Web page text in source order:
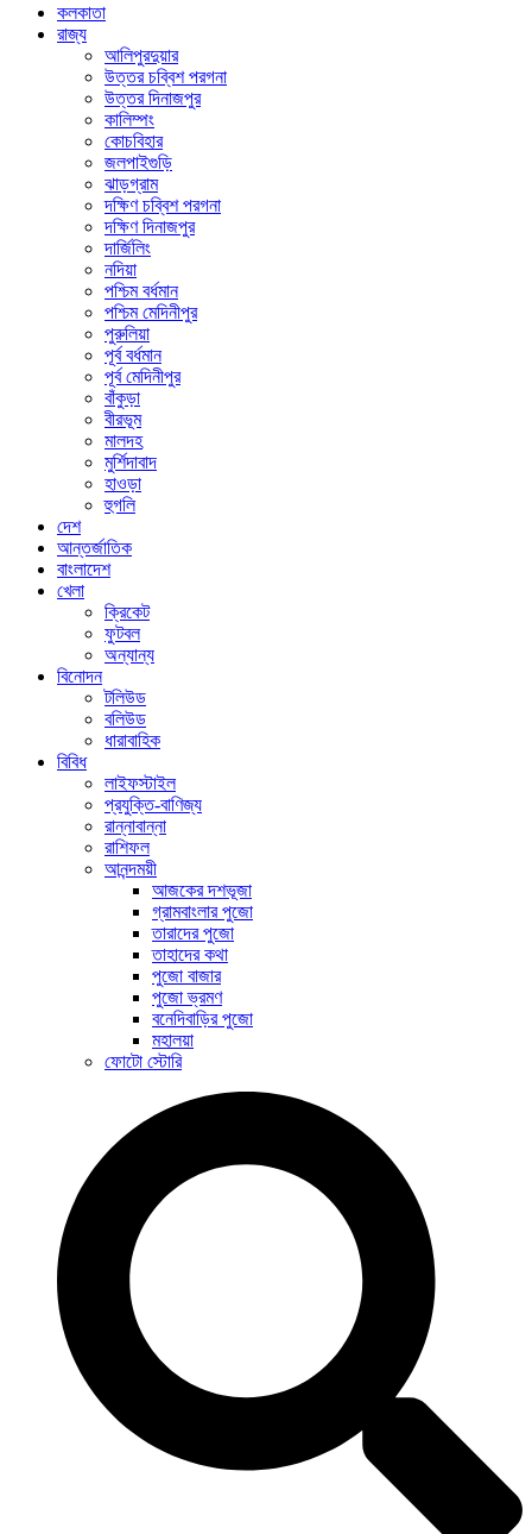
কলকাতা
রাজ্য
আলিপুরদুয়ার
উত্তর চব্বিশ পরগনা
উত্তর দিনাজপুর
কালিম্পং
কোচবিহার
জলপাইগুড়ি
ঝাড়গ্রাম
দক্ষিণ চব্বিশ পরগনা
দক্ষিণ দিনাজপুর
দার্জিলিং
নদিয়া
পশ্চিম বর্ধমান
পশ্চিম মেদিনীপুর
পুরুলিয়া
পূর্ব বর্ধমান
পূর্ব মেদিনীপুর
বাঁকুড়া
বীরভূম
মালদহ
মুর্শিদাবাদ
হাওড়া
হুগলি
দেশ
আন্তর্জাতিক
বাংলাদেশ
খেলা
ক্রিকেট
ফুটবল
অন্যান্য
বিনোদন
টলিউড
বলিউড
ধারাবাহিক
বিবিধ
লাইফস্টাইল
প্রযুক্তি-বাণিজ্য
রান্নাবান্না
রাশিফল
আনন্দময়ী
আজকের দশভূজা
গ্রামবাংলার পুজো
তারাদের পুজো
তাহাদের কথা
পুজো বাজার
পুজো ভ্রমণ
বনেদিবাড়ির পুজো
মহালয়া
ফোটো স্টোরি